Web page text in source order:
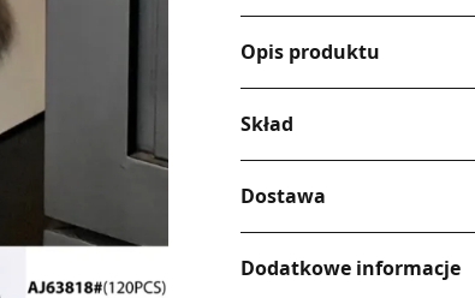
Opis produktu
Skład
Dostawa
Dodatkowe informacje